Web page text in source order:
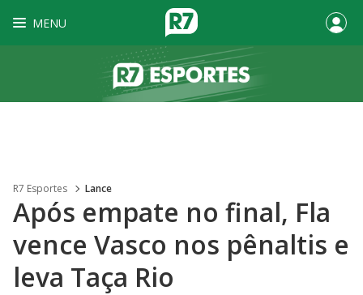
MENU
R7 Esportes Lance
Após empate no final, Fla
vence Vasco nos pênaltis e
leva Taça Rio